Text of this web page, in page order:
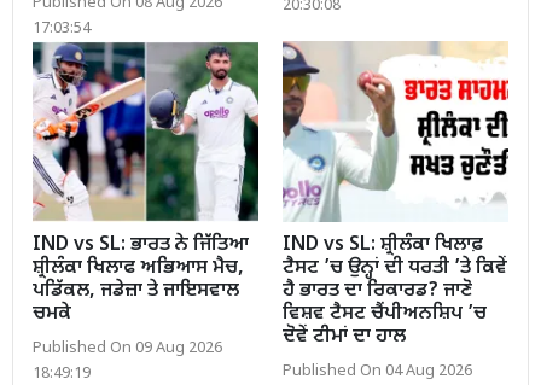
17:03:54
20:30:08
IND vs SL: ਭਾਰਤ ਨੇ ਜਿੱਤਿਆ
ਸ਼੍ਰੀਲੰਕਾ ਖਿਲਾਫ ਅਭਿਆਸ ਮੈਚ,
ਪਡਿੱਕਲ, ਜਡੇਜ਼ਾ ਤੇ ਜਾਇਸਵਾਲ
ਚਮਕੇ
Published On 09 Aug 2026
18:49:19
IND vs SL: ਸ਼੍ਰੀਲੰਕਾ ਖਿਲਾਫ਼
ਟੈਸਟ ’ਚ ਉਨ੍ਹਾਂ ਦੀ ਧਰਤੀ ’ਤੇ ਕਿਵੇਂ
ਹੈ ਭਾਰਤ ਦਾ ਰਿਕਾਰਡ? ਜਾਣੋ
ਵਿਸ਼ਵ ਟੈਸਟ ਚੈਂਪੀਅਨਸ਼ਿਪ ’ਚ
ਦੋਵੇਂ ਟੀਮਾਂ ਦਾ ਹਾਲ
Published On 04 Aug 2026